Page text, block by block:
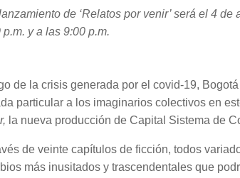
de ‘Relatos por venir’ será el 4 de
p.m. y a las 9:00 p.m.
de la crisis generada por el covid-19,
particular a los imaginarios colectivos en
la nueva producción de Capital Sistema de
de veinte capítulos de ficción, todos
más inusitados y trascendentales que